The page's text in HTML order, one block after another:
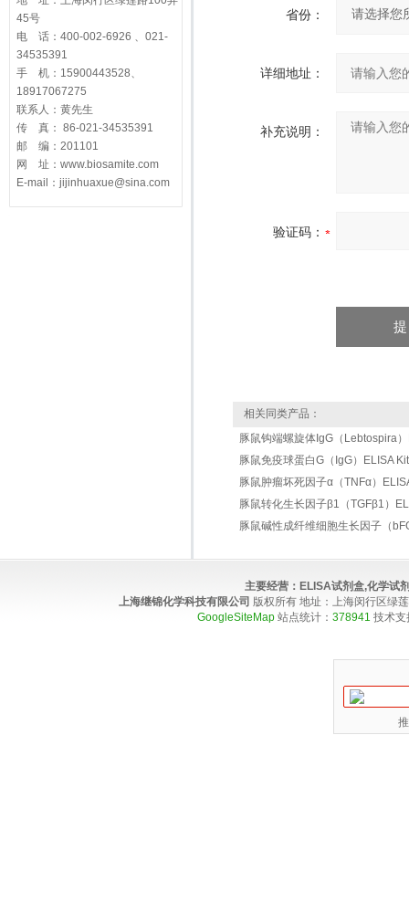
45号
电 话：400-002-6926 、021-
34535391
手 机：15900443528、
18917067275
联系人：黄先生
传 真： 86-021-34535391
邮 编：201101
网 址：www.biosamite.com
E-mail：jijinhuaxue@sina.com
省份：
详细地址：
补充说明：
验证码：
相关同类产品：
豚鼠钩端螺旋体IgG（Lebtospira
豚鼠免疫球蛋白G（IgG）ELISA Kit
豚鼠肿瘤坏死因子α（TNFα）
豚鼠转化生长因子β1（TGFβ1）
豚鼠碱性成纤维细胞生长因子（
主要经营： ELISA试剂盒,化学试
上海继锦化学科技有限公司 版权所有 地址：上海闵行区绿
GoogleSiteMap 站点统计： 378941 技术支